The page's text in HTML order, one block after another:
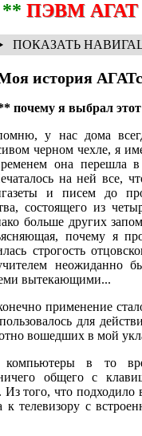
** ПЭВМ АГАТ
история
почему я выбрал
у нас дома
черном чехле, я
она перешла в
на ней все,
и писем до
состоящего из
больше других
почему я
строгость
неожиданно
вытекающими...
применение
для
вошедших в мой
компьютеры в то
ничего общего с
Из того, что
к телевизору с